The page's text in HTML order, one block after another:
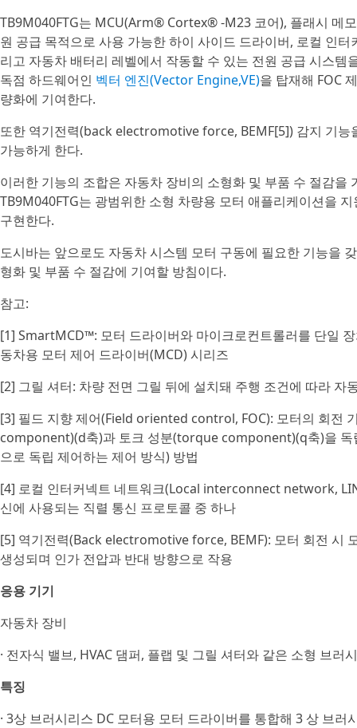
TB9M040FTG는 MCU(Arm® Cortex® ‑M23 코어), 플래시 메
원 공급 목적으로 사용 가능한 하이 사이드 드라이버, 로컬
리고 자동차 배터리 레벨에서 작동할 수 있는 전원 공급 시스
독점 하드웨어인 벡터 엔진(Vector Engine,VE)을 탑재해 FOC
량화에 기여한다.
또한 역기전력(back electromotive force, BEMF[5]) 감지 기
가능하게 한다.
이러한 기능의 조합은 자동차 장비의 소형화 및 부품 수 절감
TB9M040FTG는 광범위한 소형 차량용 모터 애플리케이션을
구현한다.
도시바는 앞으로도 자동차 시스템 모터 구동에 필요한 기능을
형화 및 부품 수 절감에 기여할 방침이다.
참고:
[1] SmartMCD™: 모터 드라이버와 마이크로컨트롤러를 단일
동차용 모터 제어 드라이버(MCD) 시리즈
[2] 그릴 셔터: 차량 전면 그릴 뒤에 설치돼 주행 조건에 따라 자
[3] 필드 지향 제어(Field oriented control, FOC): 모터의 회전
component)(d축)과 토크 성분(torque component)(q축)을 독
으로 독립 제어하는 제어 방식) 방법
[4] 로컬 인터커넥트 네트워크(Local interconnect network,
신에 사용되는 직렬 통신 프로토콜 중 하나
[5] 역기전력(Back electromotive force, BEMF): 모터 회전 시
생성되며 인가 전압과 반대 방향으로 작용
응용 기기
자동차 장비
· 전자식 밸브, HVAC 댐퍼, 플랩 및 그릴 셔터와 같은 소형 브러
특징
· 3상 브러시리스 DC 모터용 모터 드라이버를 통합해 3 상 브